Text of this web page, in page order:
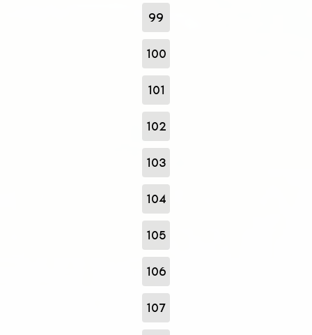
99
100
101
102
103
104
105
106
107